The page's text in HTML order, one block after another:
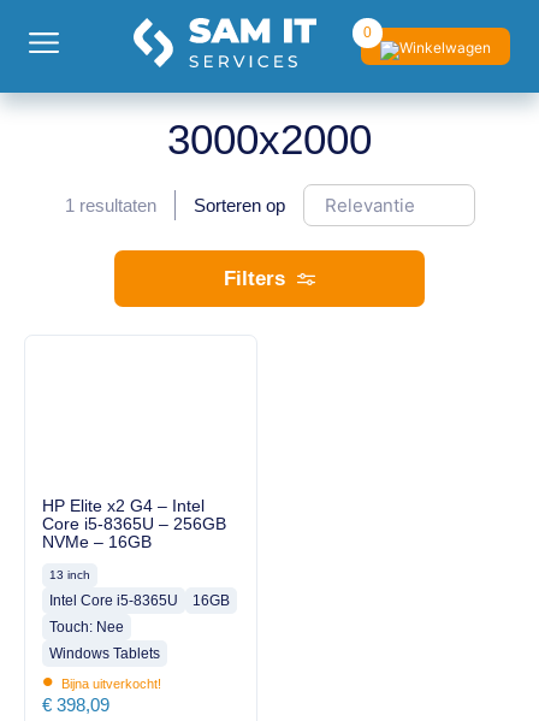
0
3000x2000
1 resultaten Sorteren op
Filters
HP Elite x2 G4 – Intel
Core i5-8365U – 256GB
NVMe – 16GB
13 inch
Intel Core i5-8365U
16GB
Touch: Nee
Windows Tablets
• Bijna uitverkocht!
€ 398,09